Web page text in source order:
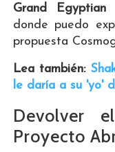
Grand Egyptian
donde puedo
propuesta
Lea también:
le daría a su 'yo'
Devolver
Proyecto